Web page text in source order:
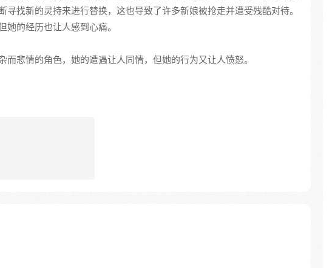
寻找新的灵持来进行替换，这也导致了许多新娘被抢走并遭受残酷对待。
她的经历也让人感到心痛。
而悲情的角色，她的遭遇让人同情，但她的行为又让人愤怒。